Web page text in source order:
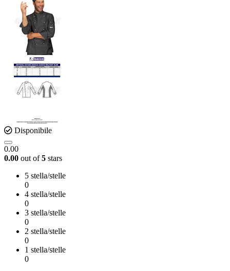
Disponibile
0.00
0.00 out of5 stars
5 stella/stelle
0
4 stella/stelle
0
3 stella/stelle
0
2 stella/stelle
0
1 stella/stelle
0